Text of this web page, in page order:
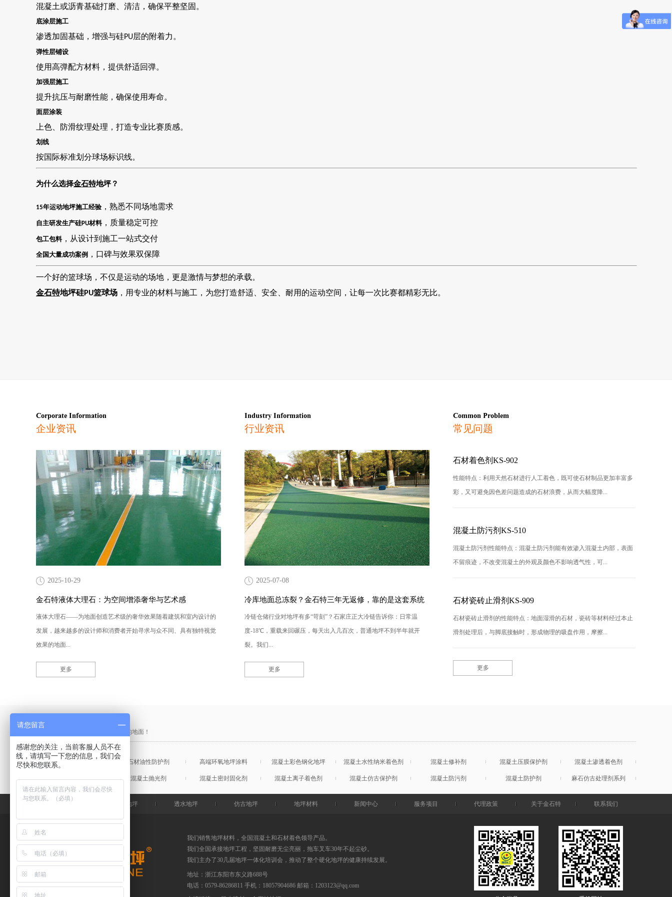
混凝土或沥青基础打磨、清洁，确保平整坚固。
底涂层施工
渗透加固基础，增强与硅PU层的附着力。
弹性层铺设
使用高弹配方材料，提供舒适回弹。
加强层施工
提升抗压与耐磨性能，确保使用寿命。
面层涂装
上色、防滑纹理处理，打造专业比赛质感。
划线
按国际标准划分球场标识线。
为什么选择金石特地坪？
15年运动地坪施工经验，熟悉不同场地需求
自主研发生产硅PU材料，质量稳定可控
包工包料，从设计到施工一站式交付
全国大量成功案例 ，口碑与效果双保障
一个好的篮球场，不仅是运动的场地，更是激情与梦想的承载。
金石特地坪硅PU篮球场 ，用专业的材料与施工，为您打造舒适、安全、耐用的运动空间，让每一次比赛都精彩无比。
Corporate Information
企业资讯
2025-10-29
金石特液体大理石：为空间增添奢华与艺术感
液体大理石——为地面创造艺术级的奢华效果随着建筑和室内设计的
发展，越来越多的设计师和消费者开始寻求与众不同、具有独特视觉
效果的地面...
更多
Industry Information
行业资讯
2025-07-08
冷库地面总冻裂？金石特三年无返修，靠的是这套系统
冷链仓储行业对地坪有多“苛刻”？石家庄正大冷链告诉你：日常温
度-18℃，重载来回碾压，每天出入几百次，普通地坪不到半年就开
裂。我们...
更多
Common Problem
常见问题
石材着色剂KS-902
性能特点：利用天然石材进行人工着色，既可使石材制品更加丰富多
彩，又可避免因色差问题造成的石材浪费，从而大幅度降...
混凝土防污剂KS-510
混凝土防污剂性能特点：混凝土防污剂能有效渗入混凝土内部，表面
不留痕迹，不改变混凝土的外观及颜色不影响透气性，可...
石材瓷砖止滑剂KS-909
石材瓷砖止滑剂的性能特点：地面湿滑的石材，瓷砖等材料经过本止
滑剂处理后，与脚底接触时，形成物理的吸盘作用，摩擦...
更多
产品采购直通车
做中国最硬的地坪，金石特钢化您的地面！
混凝土表面增强剂 石材油性防护剂 高端环氧地坪涂料 混凝土彩色钢化地坪 混凝土水性纳米着色剂 混凝土修补剂 混凝土压膜保护剂 混凝土渗透着色剂
混凝土润色剂 混凝土抛光剂 混凝土密封固化剂 混凝土离子着色剂 混凝土仿古保护剂 混凝土防污剂 混凝土防护剂 麻石仿古处理剂系列
金石特首页 钢化地坪 透水地坪 仿古地坪 地坪材料 新闻中心 服务项目 代理政策 关于金石特 联系我们
我们销售地坪材料，全国混凝土和石材着色领导产品。
我们全国承接地坪工程，坚固耐磨无尘亮丽，拖车叉车30年不起尘砂。
我们主办了30几届地坪一体化培训会，推动了整个硬化地坪的健康持续发展。
地址：浙江东阳市东义路688号
电话： 0579-86286811 手机：18057904686 邮箱： 1203123@qq.com
请您留言
感谢您的关注，当前客服人员不在
线，请填写一下您的信息，我们会
尽快和您联系。